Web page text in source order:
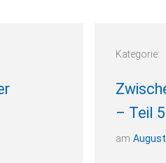
Kategorie:
– Teil
am